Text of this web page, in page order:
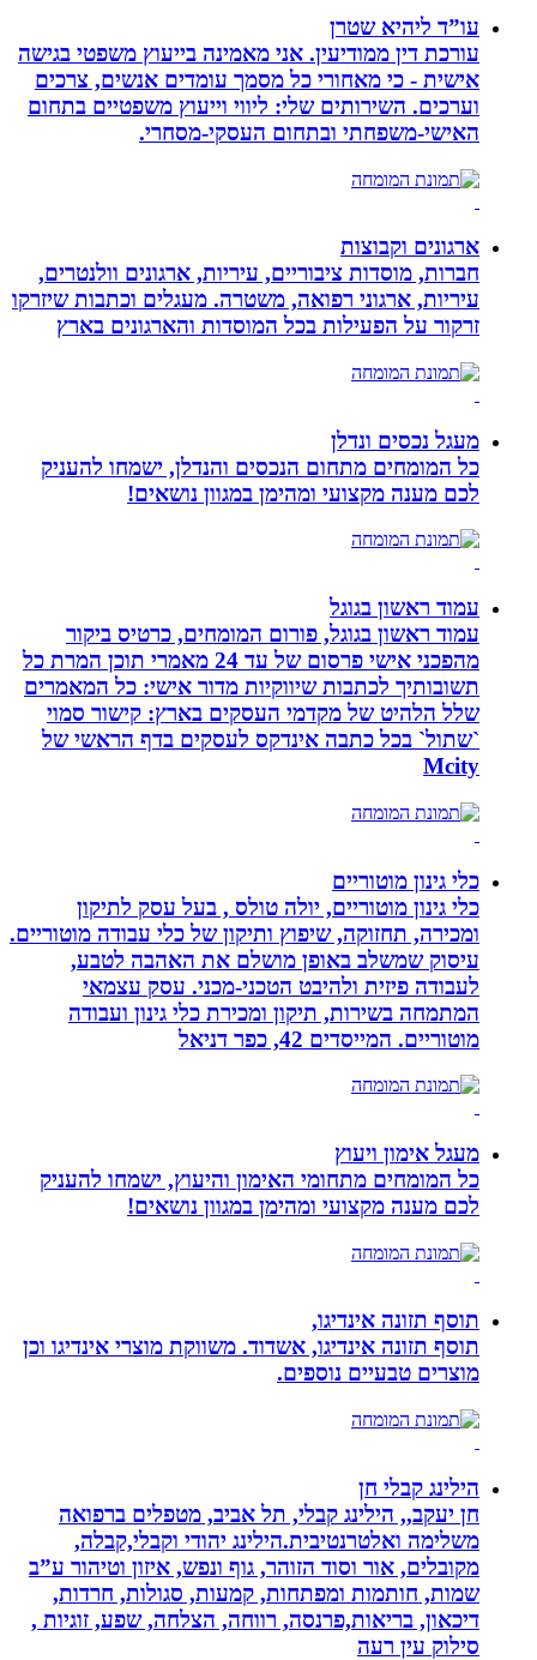
עו”ד ליהיא שטרן
עורכת דין ממודיעין. אני מאמינה בייעוץ משפטי בגישה
אישית - כי מאחורי כל מסמך עומדים אנשים, צרכים
וערכים. השירותים שלי: ליווי וייעוץ משפטיים בתחום
האישי-משפחתי ובתחום העסקי-מסחרי.
ארגונים וקבוצות
חברות, מוסדות ציבוריים, עיריות, ארגונים וולנטרים,
עיריות, ארגוני רפואה, משטרה. מעגלים וכתבות שיזרקו
זרקור על הפעילות בכל המוסדות והארגונים בארץ
מעגל נכסים ונדלן
כל המומחים מתחום הנכסים והנדלן, ישמחו להעניק
לכם מענה מקצועי ומהימן במגוון נושאים!
עמוד ראשון בגוגל
עמוד ראשון בגוגל, פורום המומחים, כרטיס ביקור
מהפכני אישי פרסום של עד 24 מאמרי תוכן המרת כל
תשובותיך לכתבות שיווקיות מדור אישי: כל המאמרים
שלל הלהיט של מקדמי העסקים בארץ: קישור סמוי
`שתול` בכל כתבה אינדקס לעסקים בדף הראשי של
Mcity
כלי גינון מוטוריים
כלי גינון מוטוריים, יולה טולס , בעל עסק לתיקון
ומכירה, תחזוקה, שיפוץ ותיקון של כלי עבודה מוטוריים.
עיסוק שמשלב באופן מושלם את האהבה לטבע,
לעבודה פיזית ולהיבט הטכני-מכני. עסק עצמאי
המתמחה בשירות, תיקון ומכירת כלי גינון ועבודה
מוטוריים. המייסדים 42, כפר דניאל
מעגל אימון ויעוץ
כל המומחים מתחומי האימון והיעוץ, ישמחו להעניק
לכם מענה מקצועי ומהימן במגוון נושאים!
תוסף תזונה אינדיגו,
תוסף תזונה אינדיגו, אשדוד. משווקת מוצרי אינדיגו וכן
מוצרים טבעיים נוספים.
הילינג קבלי חן
חן יעקב,, הילינג קבלי, תל אביב, מטפלים ברפואה
משלימה ואלטרנטיבית.הילינג יהודי וקבלי,קבלה,
מקובלים, אור וסוד הזוהר, גוף ונפש, איזון וטיהור ע”ב
שמות, חותמות ומפתחות, קמעות, סגולות, חרדות,
דיכאון, בריאות,פרנסה, רווחה, הצלחה, שפע, זוגיות ,
סילוק עין רעה